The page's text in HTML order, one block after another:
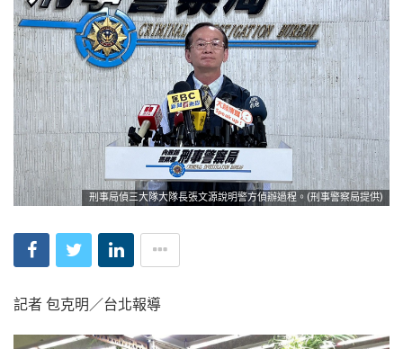
刑事局偵三大隊大隊長張文源說明警方偵辦過程。(刑事警察局提供)
記者 包克明／台北報導